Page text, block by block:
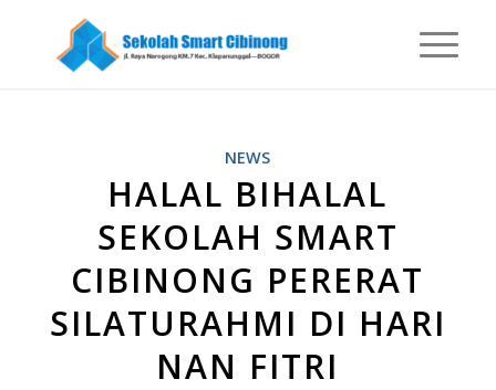
NEWS
HALAL BIHALAL
SEKOLAH SMART
CIBINONG PERERAT
SILATURAHMI DI HARI
NAN FITRI